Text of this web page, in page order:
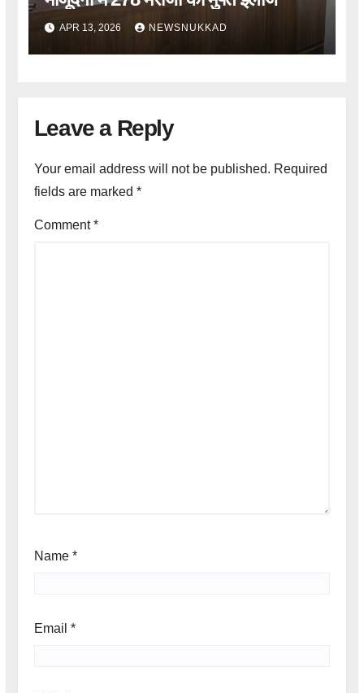
APR 13, 2026 NEWSNUKKAD
Leave a Reply
Your email address will not be published. Required
fields are marked *
Comment*
Name *
Email *